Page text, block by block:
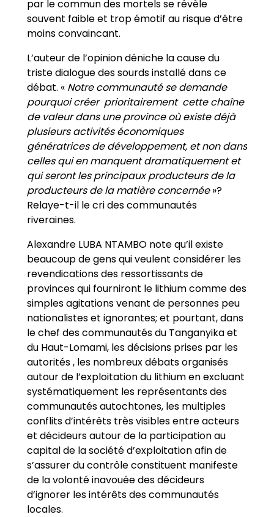
par le commun des mortels se révèle
souvent faible et trop émotif au risque d’être
moins convaincant.
L’auteur de l’opinion déniche la cause du
triste dialogue des sourds installé dans ce
débat. « Notre communauté se demande
pourquoi créer prioritairement cette chaîne
de valeur dans une province où existe déjà
plusieurs activités économiques
génératrices de développement, et non dans
celles qui en manquent dramatiquement et
qui seront les principaux producteurs de la
producteurs de la matière concernée»?
Relaye-t-il le cri des communautés
riveraines.
Alexandre LUBA NTAMBO note qu’il existe
beaucoup de gens qui veulent considérer les
revendications des ressortissants de
provinces qui fourniront le lithium comme des
simples agitations venant de personnes peu
nationalistes et ignorantes; et pourtant, dans
le chef des communautés du Tanganyika et
du Haut-Lomami, les décisions prises par les
autorités , les nombreux débats organisés
autour de l’exploitation du lithium en excluant
systématiquement les représentants des
communautés autochtones, les multiples
conflits d’intérêts très visibles entre acteurs
et décideurs autour de la participation au
capital de la société d’exploitation afin de
s’assurer du contrôle constituent manifeste
de la volonté inavouée des décideurs
d’ignorer les intérêts des communautés
locales.